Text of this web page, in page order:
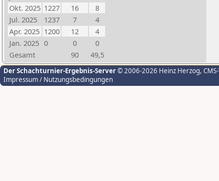
Okt. 2025 1227 16
8
Jul. 2025
1237 7
4
Apr. 2025 1200 12
4
Jan. 2025 0 0
0
Gesamt
90 49,5
Der Schachturnier-Ergebnis-Server© 2006-2026 Heinz Herzog,
Impressum / Nutzungsbedingungen